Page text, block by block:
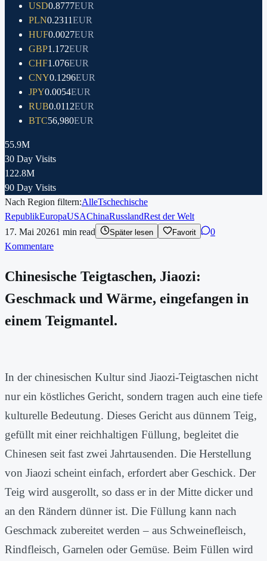
USD0.8777EUR
PLN0.2311EUR
HUF0.0027EUR
GBP1.172EUR
CHF1.076EUR
CNY0.1296EUR
JPY0.0054EUR
RUB0.0112EUR
BTC56,980EUR
55.9M
30 Day Visits
122.8M
90 Day Visits
Nach Region filtern:AlleTschechische
RepublikEuropaUSAChinaRusslandRest der Welt
17. Mai 20261 min read Später lesen Favorit
0
Kommentare
Chinesische Teigtaschen, Jiaozi:
Geschmack und Wärme, eingefangen in
einem Teigmantel.
In der chinesischen Kultur sind Jiaozi-Teigtaschen nicht
nur ein köstliches Gericht, sondern tragen auch eine tiefe
kulturelle Bedeutung. Dieses Gericht aus dünnem Teig,
gefüllt mit einer reichhaltigen Füllung, begleitet die
Chinesen seit fast zwei Jahrtausenden. Die Herstellung
von Jiaozi scheint einfach, erfordert aber Geschick. Der
Teig wird ausgerollt, so dass er in der Mitte dicker und
an den Rändern dünner ist. Die Füllung kann nach
Geschmack zubereitet werden – aus Schweinefleisch,
Rindfleisch, Garnelen oder Gemüse. Beim Füllen wird